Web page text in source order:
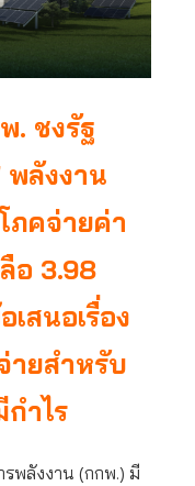
. ชงรัฐ
พลังงาน
ภคจ่ายค่า
อ 3.98
สนอเรื่อง
ายสำหรับ
ำไร
พลังงาน (กกพ.) มี